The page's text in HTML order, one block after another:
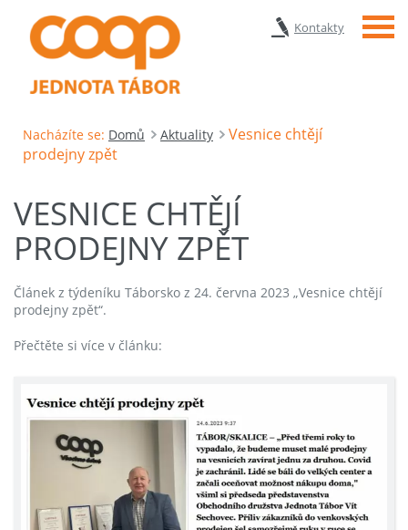
Kontakty Menu
Nacházíte se: Domů Aktuality
Vesnice chtějí
prodejny zpět
VESNICE CHTĚJÍ
PRODEJNY ZPĚT
Článek z týdeníku Táborsko z 24. června 2023 „Vesnice chtějí
prodejny zpět“.
Přečtěte si více v článku: